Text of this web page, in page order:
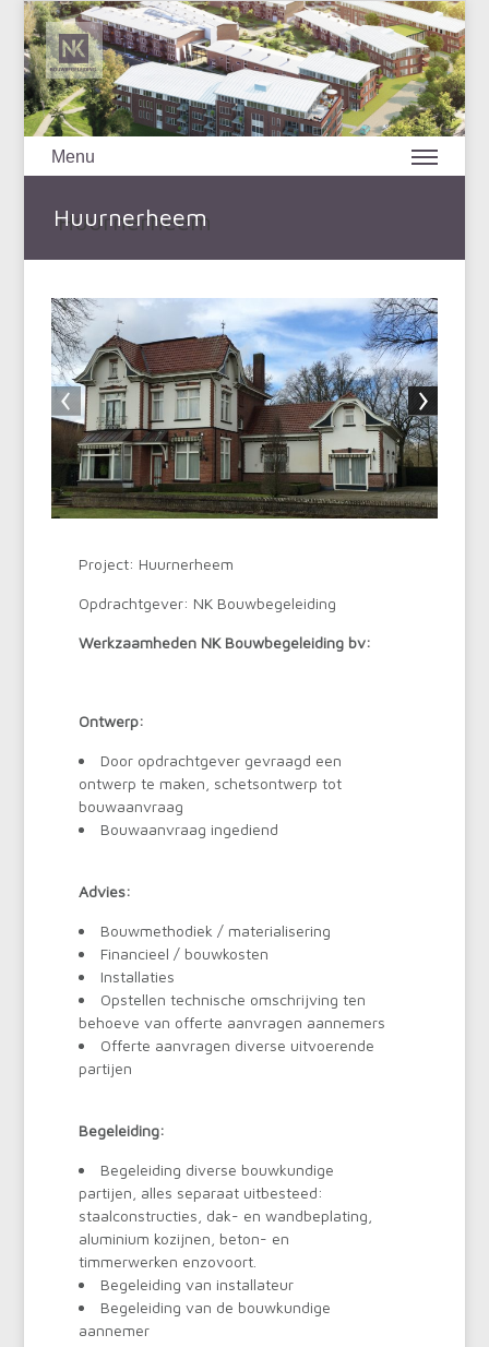
Menu
Huurnerheem
Project: Huurnerheem
Opdrachtgever: NK Bouwbegeleiding
Werkzaamheden NK Bouwbegeleiding bv:
Ontwerp:
Door opdrachtgever gevraagd een
ontwerp te maken, schetsontwerp tot
bouwaanvraag
Bouwaanvraag ingediend
Advies:
Bouwmethodiek / materialisering
Financieel / bouwkosten
Installaties
Opstellen technische omschrijving ten
behoeve van offerte aanvragen aannemers
Offerte aanvragen diverse uitvoerende
partijen
Begeleiding:
Begeleiding diverse bouwkundige
partijen, alles separaat uitbesteed:
staalconstructies, dak- en wandbeplating,
aluminium kozijnen, beton- en
timmerwerken enzovoort.
Begeleiding van installateur
Begeleiding van de bouwkundige
aannemer